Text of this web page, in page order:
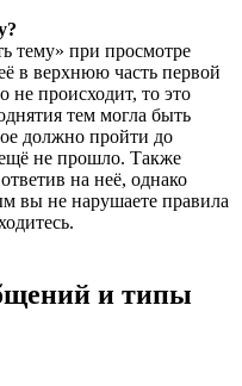
тему» при просмотре
в верхнюю часть первой
не происходит, то это
тем могла быть
должно пройти до
не прошло. Также
на неё, однако
вы не нарушаете правила
и типы